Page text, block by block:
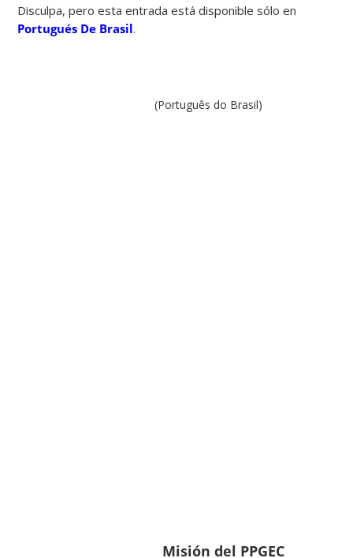
Disculpa, pero esta entrada está disponible sólo en
Portugués De Brasil.
(Português do Brasil)
Misión del PPGEC